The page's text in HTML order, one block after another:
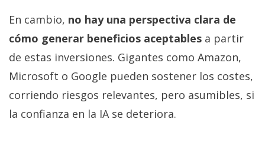
En cambio, no hay una perspectiva clara de
cómo generar beneficios aceptables a partir
de estas inversiones. Gigantes como Amazon,
Microsoft o Google pueden sostener los costes,
corriendo riesgos relevantes, pero asumibles, si
la confianza en la IA se deteriora.